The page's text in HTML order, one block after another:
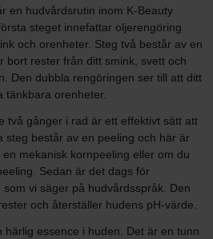
en hudvårdsrutin inom K-Beauty
steget innefattar oljerengöring
och orenheter. Steg två består av en
bort rester från ditt smink, svett och
Den dubbla rengöringen ser till att ditt
tänkbara orenheter.
två gånger i rad är ett effektivt sätt att
steg består av en peeling och här är
mekanisk kornpeeling eller om du
Sedan är det dags för
vi säger på hudvårdsspråk. Den
och återställer hudens pH-värde.
härlig essence i huden. Det är en tunn